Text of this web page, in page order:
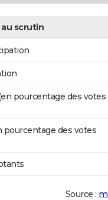
scrutin
pourcentage des votes
pourcentage des votes
Source :